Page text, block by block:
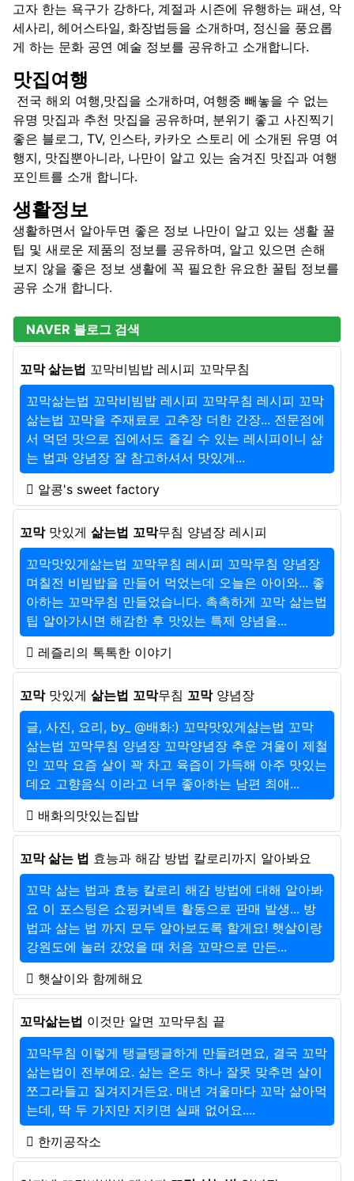
고자 한는 욕구가 강하다, 계절과 시즌에 유행하는 패션, 악
세사리, 헤어스타일, 화장법등을 소개하며, 정신을 풍요롭
게 하는 문화 공연 예술 정보를 공유하고 소개합니다.
맛집여행
전국 해외 여행,맛집을 소개하며, 여행중 빼놓을 수 없는
유명 맛집과 추천 맛집을 공유하며, 분위기 좋고 사진찍기
좋은 블로그, TV, 인스타, 카카오 스토리 에 소개된 유명 여
행지, 맛집뿐아니라, 나만이 알고 있는 숨겨진 맛집과 여행
포인트를 소개 합니다.
생활정보
생활하면서 알아두면 좋은 정보 나만이 알고 있는 생활 꿀
팁 및 새로운 제품의 정보를 공유하며, 알고 있으면 손해
보지 않을 좋은 정보 생활에 꼭 필요한 유요한 꿀팁 정보를
공유 소개 합니다.
NAVER 블로그 검색
꼬막 삶는법 꼬막비빔밥 레시피 꼬막무침
꼬막삶는법 꼬막비빔밥 레시피 꼬막무침 레시피 꼬막
삶는법 꼬막을 주재료로 고추장 더한 간장... 전문점에
서 먹던 맛으로 집에서도 즐길 수 있는 레시피이니 삶
는 법과 양념장 잘 참고하셔서 맛있게...
알콩's sweet factory
꼬막맛있게 삶는법 꼬막무침 양념장 레시피
꼬막맛있게삶는법 꼬막무침 레시피 꼬막무침 양념장
며칠전 비빔밥을 만들어 먹었는데 오늘은 아이와... 좋
아하는 꼬막무침 만들었습니다. 촉촉하게 꼬막 삶는법
팁 알아가시면 해감한 후 맛있는 특제 양념을...
레즐리의 톡톡한 이야기
꼬막맛있게 삶는법 꼬막무침 꼬막양념장
글, 사진, 요리, by_ @배화:) 꼬막맛있게삶는법 꼬막
삶는법 꼬막무침 양념장 꼬막양념장 추운 겨울이 제철
인 꼬막 요즘 살이 꽉 차고 육즙이 가득해 아주 맛있는
데요 고향음식 이라고 너무 좋아하는 남편 최애...
배화의맛있는집밥
꼬막 삶는 법 효능과 해감 방법 칼로리까지 알아봐요
꼬막 삶는 법과 효능 칼로리 해감 방법에 대해 알아봐
요 이 포스팅은 쇼핑커넥트 활동으로 판매 발생... 방
법과 삶는 법 까지 모두 알아보도록 할게요! 햇살이랑
강원도에 놀러 갔었을 때 처음 꼬막으로 만든...
햇살이와 함께해요
꼬막삶는법 이것만 알면 꼬막무침 끝
꼬막무침 이렇게 탱글탱글하게 만들려면요, 결국 꼬막
삶는법이 전부예요. 삶는 온도 하나 잘못 맞추면 살이
쪼그라들고 질겨지거든요. 매년 겨울마다 꼬막 삶아먹
는데, 딱 두 가지만 지키면 실패 없어요....
한끼공작소